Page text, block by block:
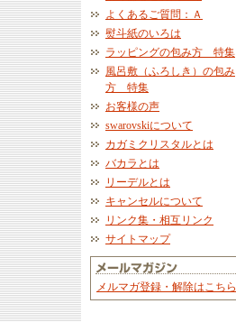
よくあるご質問：Ａ
熨斗紙のいろは
ラッピングの包み方 特集
風呂敷（ふろしき）の包み
方 特集
お客様の声
swarovskiについて
カガミクリスタルとは
バカラとは
リーデルとは
キャンセルについて
リンク集・相互リンク
サイトマップ
メルマガ登録・解除はこちら